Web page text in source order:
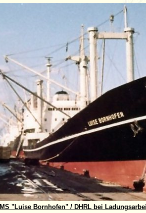
MS "Luise Bornhofen" / DHRL bei